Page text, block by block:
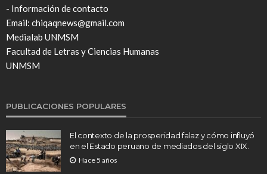
- Información de contacto
Email: chiqaqnews@gmail.com
Medialab UNMSM
Facultad de Letras y Ciencias Humanas
UNMSM
PUBLICACIONES POPULARES
El contexto de la prosperidad falaz y cómo influyó
en el Estado peruano de mediados del siglo XIX.
Hace 5 años